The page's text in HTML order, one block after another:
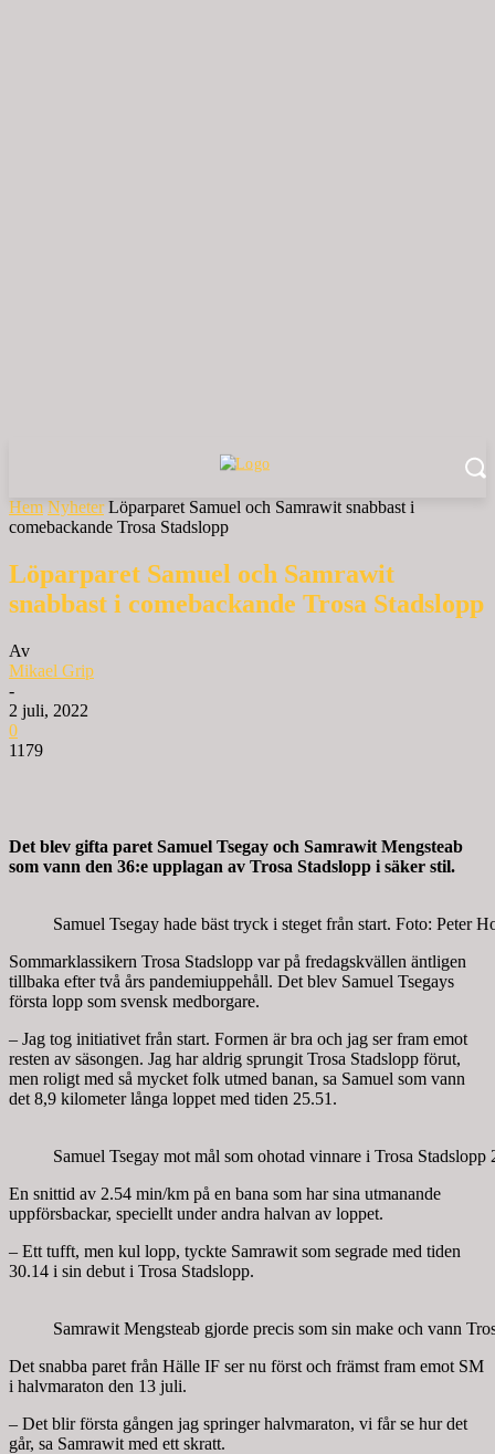
Hem Nyheter Löparparet Samuel och Samrawit snabbast i
comebackande Trosa Stadslopp
Löparparet Samuel och Samrawit
snabbast i comebackande Trosa Stadslopp
Av
Mikael Grip
-
2 juli, 2022
0
1179
Det blev gifta paret Samuel Tsegay och Samrawit Mengsteab
som vann den 36:e upplagan av Trosa Stadslopp i säker stil.
Samuel Tsegay hade bäst tryck i steget från start. Foto: Peter
Sommarklassikern Trosa Stadslopp var på fredagskvällen äntligen
tillbaka efter två års pandemiuppehåll. Det blev Samuel Tsegays
första lopp som svensk medborgare.
– Jag tog initiativet från start. Formen är bra och jag ser fram emot
resten av säsongen. Jag har aldrig sprungit Trosa Stadslopp förut,
men roligt med så mycket folk utmed banan, sa Samuel som vann
det 8,9 kilometer långa loppet med tiden 25.51.
Samuel Tsegay mot mål som ohotad vinnare i Trosa
En snittid av 2.54 min/km på en bana som har sina utmanande
uppförsbackar, speciellt under andra halvan av loppet.
– Ett tufft, men kul lopp, tyckte Samrawit som segrade med tiden
30.14 i sin debut i Trosa Stadslopp.
Samrawit Mengsteab gjorde precis som sin make och vann
Det snabba paret från Hälle IF ser nu först och främst fram emot SM
i halvmaraton den 13 juli.
– Det blir första gången jag springer halvmaraton, vi får se hur det
går, sa Samrawit med ett skratt.